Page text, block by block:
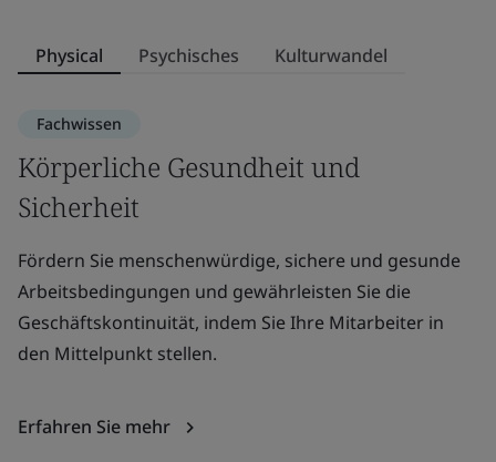
Physical Psychisches Kulturwandel
Fachwissen
Körperliche Gesundheit und
Sicherheit
Fördern Sie menschenwürdige, sichere und gesunde
Arbeitsbedingungen und gewährleisten Sie die
Geschäftskontinuität, indem Sie Ihre Mitarbeiter in
den Mittelpunkt stellen.
Erfahren Sie mehr